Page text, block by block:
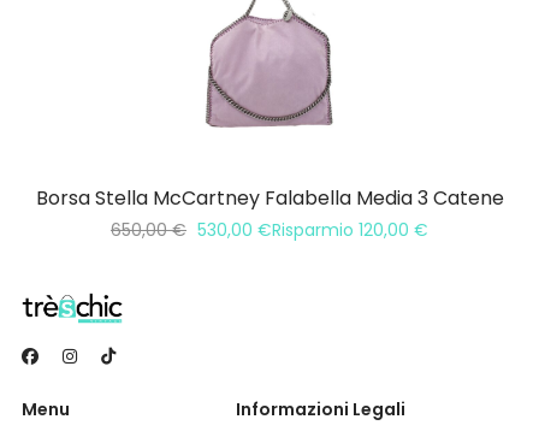
Borsa Stella McCartney Falabella Media 3 Catene
650,00€ 530,00 €Risparmio 120,00 €
Menu Informazioni Legali